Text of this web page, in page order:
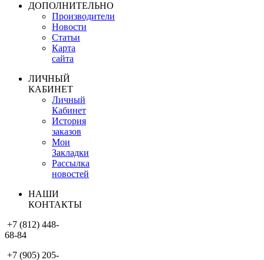
ДОПОЛНИТЕЛЬНО
Производители
Новости
Статьи
Карта
сайта
ЛИЧНЫЙ
КАБИНЕТ
Личный
Кабинет
История
заказов
Мои
Закладки
Рассылка
новостей
НАШИ
КОНТАКТЫ
+7 (812) 448-
68-84
+7 (905) 205-